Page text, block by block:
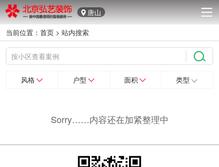
唐山
当前位置：首页 >站内搜索
风格 户型 面积 类型
Sorry……内容还在加紧整理中